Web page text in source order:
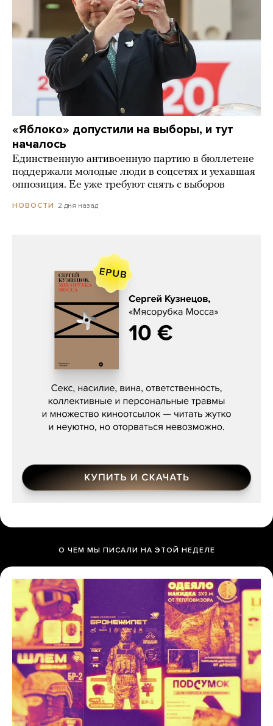
«Яблоко» допустили на выборы, и тут
началось
Единственную антивоенную партию в бюллетене
поддержали молодые люди в соцсетях и уехавшая
оппозиция. Ее уже требуют снять с выборов
НОВОСТИ 2 дня назад
Сергей Кузнецов, «Мясорубка
О ЧЕМ МЫ ПИСАЛИ НА ЭТОЙ НЕДЕЛЕ